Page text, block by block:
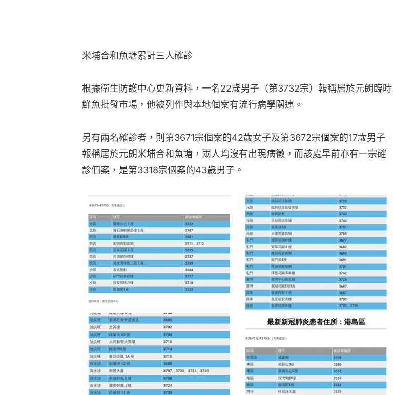
米埔合和魚塘累計三人確診
根據衛生防護中心更新資料，一名22歲男子（第3732宗）報稱居於元朗臨時
鮮魚批發市場，他被列作與本地個案有流行病學關連。
另有兩名確診者，則第3671宗個案的42歲女子及第3672宗個案的17歲男子
報稱居於元朗米埔合和魚塘，兩人均沒有出現病徵，而該處早前亦有一宗確
診個案，是第3318宗個案的43歲男子。